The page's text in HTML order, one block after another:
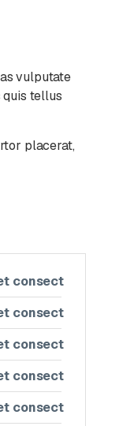
vulputate
tellus
placerat,
consect
consect
consect
consect
consect